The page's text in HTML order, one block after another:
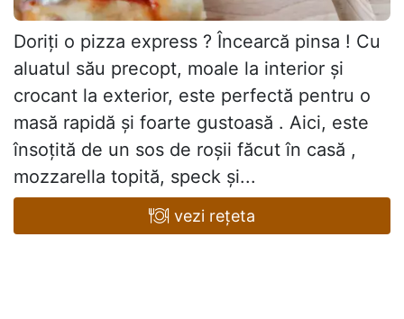
Doriți o pizza express ? Încearcă pinsa ! Cu
aluatul său precopt, moale la interior și
crocant la exterior, este perfectă pentru o
masă rapidă și foarte gustoasă . Aici, este
însoțită de un sos de roșii făcut în casă ,
mozzarella topită, speck și...
vezi rețeta